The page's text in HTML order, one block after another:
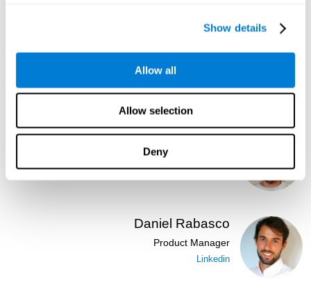
Show details
Allow all
Allow selection
Deny
Head of Customer Success
Lukas Häring
Linkedin
Daniel Rabasco
Product Manager
Linkedin